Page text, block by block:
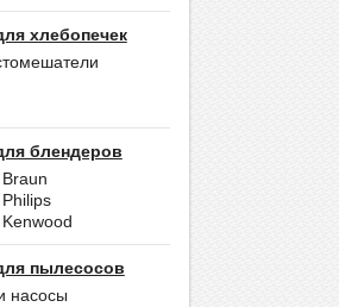
хлебопечек
блендеров
пылесосов
насосы